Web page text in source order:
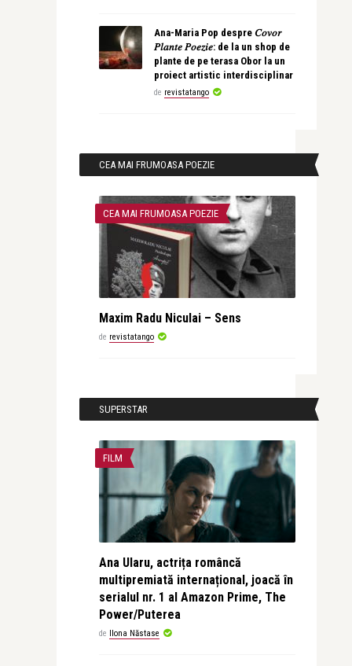
Ana-Maria Pop despre 𝐶𝑜𝑣𝑜𝑟
𝑃𝑙𝑎𝑛𝑡𝑒 𝑃𝑜𝑒𝑧𝑖𝑒: de la un shop de
plante de pe terasa Obor la un
proiect artistic interdisciplinar
de revistatango
CEA MAI FRUMOASA POEZIE
CEA MAI FRUMOASA POEZIE
Maxim Radu Niculai – Sens
de revistatango
SUPERSTAR
FILM
Ana Ularu, actrița româncă
multipremiată internațional, joacă în
serialul nr. 1 al Amazon Prime, The
Power/Puterea
de Ilona Năstase